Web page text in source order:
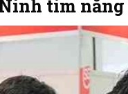
tìm